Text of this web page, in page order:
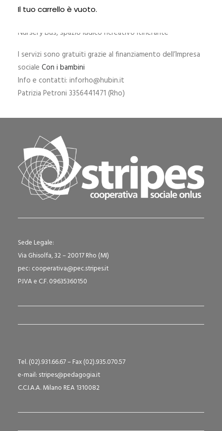
Il tuo carrello è vuoto.
Ostetrica a domicilio nei primi giorni dopo il parto
Nursery Bus, spazio ludico ricreativo itinerante
I servizi sono gratuiti grazie al finanziamento dell’Impresa
sociale Con i bambini
Info e contatti: inforho@hubin.it
Patrizia Petroni 3356441471 (Rho)
Sede Legale:
Via Ghisolfa, 32 – 20017 Rho (MI)
pec: cooperativa@pec.stripes.it
P.IVA e C.F. 09635360150
Tel. (02).931.66.67 – Fax (02).935.070.57
e-mail: stripes@pedagogia.it
C.C.I.A.A. Milano REA 1310082